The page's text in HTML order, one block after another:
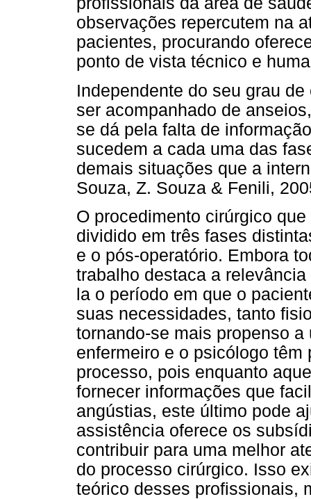
observações repercutem na
pacientes, procurando
ponto de vista técnico e
Independente do seu grau
ser acompanhado de
se dá pela falta de
sucedem a cada uma das
demais situações que a
Souza, Z. Souza & Fenili,
O procedimento cirúrgico
dividido em três fases
e o pós-operatório. Embora
trabalho destaca a
la o período em que o
suas necessidades, tanto
tornando-se mais propenso
enfermeiro e o psicólogo
processo, pois enquanto
fornecer informações que
angústias, este último pode
assistência oferece os
contribuir para uma melhor
do processo cirúrgico. Isso
teórico desses profissionais,